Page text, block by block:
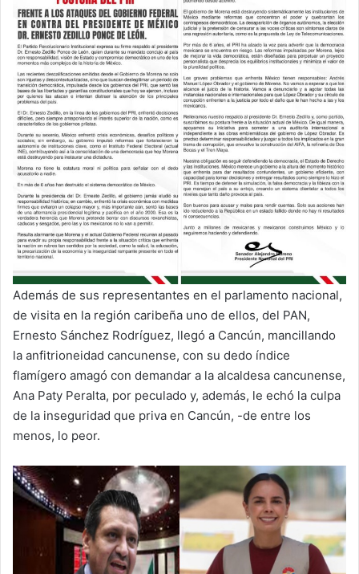
Además de sus representantes en el parlamento nacional,
de visita en la región caribeña uno de ellos, del PAN,
Ernesto Sánchez Rodríguez, llegó a Cancún, mancillando
la anfitrioneidad cancunense, con su dedo índice
flamígero amagó con demandar a la alcaldesa cancunense,
Ana Paty Peralta, por peculado y, además, le echó la culpa
de la inseguridad que priva en Cancún, -de entre los
menos, lo peor.